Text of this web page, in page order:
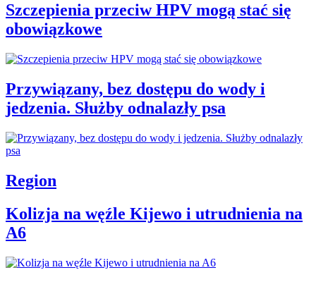
Szczepienia przeciw HPV mogą stać się
obowiązkowe
Przywiązany, bez dostępu do wody i
jedzenia. Służby odnalazły psa
Region
Kolizja na węźle Kijewo i utrudnienia na
A6